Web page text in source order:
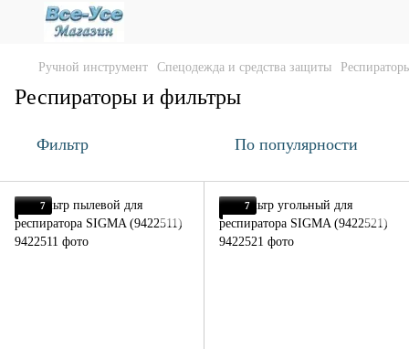
Ручной инструмент Спецодежда и средства защиты
Респираторы и фильтры
Фильтр По популярности
7 7